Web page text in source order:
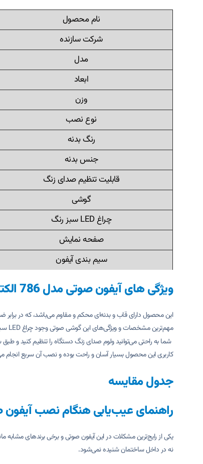
نام محصول
شرکت سازنده
مدل
ابعاد
وزن
نوع نصب
رنگ بدنه
جنس بدنه
قابلیت تنظیم صدای زنگ
گوشی
چراغ LED سبز رنگ
صفحه نمایش
سیم بندی آیفون
ویژگی های آیفون صوتی مدل 786 الکتروپیک
مهم‌ترین مشخصات و ویژگی‌های این گوشی صوتی وجود چراغ LED سبز رنگ است که در صورت عدم حضور و پاسخ‌گویی به مراجعه‌کنندگان چشمک‌زن آن فعال می‌شود.
شما به راحتی می‌توانید ولوم صدای زنگ دستگاه را تنظیم کنید و
کاربری این محصول بسیار آسان و راحت بوده و نصب آن سریع
جدول مقایسه
راهنمای عیب‌یابی هنگام نصب آیفون صوتی مدل
یکی از رایج‌ترین مشکلات در این آیفون‌ صوتی و برخی برندهای مشابه
نه در داخل ساختمان شنیده نمی‌شود.